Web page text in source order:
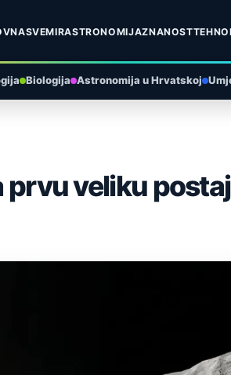
SVEMIRASTRONOMIJAZNANOST
Biologija Astronomija u Hrvatskoj
prvu veliku